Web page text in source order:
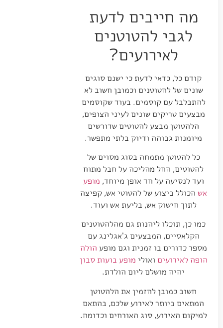
מה חייבים לדעת
לגבי להטוטנים
לאירועים?
קודם כל, כדאי לדעת כי ישנם סוגים
שונים של להטוטנים וכמובן חשוב לא
להתבלבל עם קוסמים. בעוד שקוסמים
מבצעים טריקים שונים לעיני הצופים,
הלהטוטן מבצע להטוטים שדורשים
מיומנות גבוהה ודיוק בלתי מתפשר.
כל להטוטן מתמחה בסוג מסוים של
להטוטים, החל מהליכה על חבל מתוח
ועד לנסיעה על חד אופן מיוחד, מופע
אש הכולל ביצוע של להטוטי אש, קפיצה
לתוך חישוק אש, בליעת אש ועוד.
כמו כן, תוכלו ליהנות גם מהלהטוטנים
הקלאסיים, המבצעים ג'אגלינג עם
מספר כדורים בו זמנית וגם מופע הולה
הופה לאירועים ואולי מופע בועות סבון
יהיה מושלם ליום הולדת.
חשוב כמובן להזמין את הלהטוטן
המתאים ביותר לאירוע שלכם, בהתאם
למיקום האירוע, סוג האורחים וכדומה.